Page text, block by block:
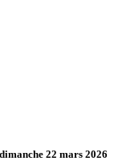
22 mars 2026